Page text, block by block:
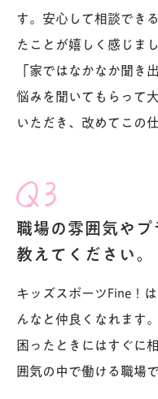
す。安心して相談でき
たことが嬉しく感じま
「家ではなかなか聞き
悩みを聞いてもらって
いただき、改めてこの
職場の雰囲気やプ
教えてください。
キッズスポーツFine！
んなと仲良くなれます。
困ったときにはすぐに
囲気の中で働ける職場で